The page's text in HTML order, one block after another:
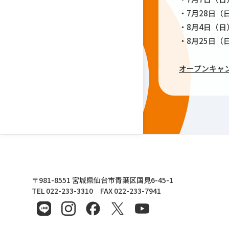
・7月28日（日
・8月4日（日）
・8月25日（日
オープンキャ
東北文化学園大学
〒981-8551 宮城県仙台市青葉区国見6-45-1
TEL 022-233-3310 FAX 022-233-7941